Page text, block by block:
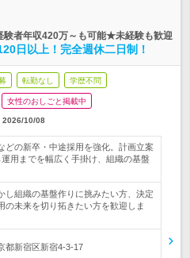
者年収420万～も可能★未経験も歓迎
日以上！完全週休二日制！
転勤なし 学歴不問
女性のおしごと掲載中
2026/10/08
どの新卒・中途採用を強化。計画立案
用までを幅広く手掛け、組織の基盤
し組織の基盤作りに挑みたい方、決定
の未来を切り拓きたい方を歓迎しま
都新宿区新宿4-3-17